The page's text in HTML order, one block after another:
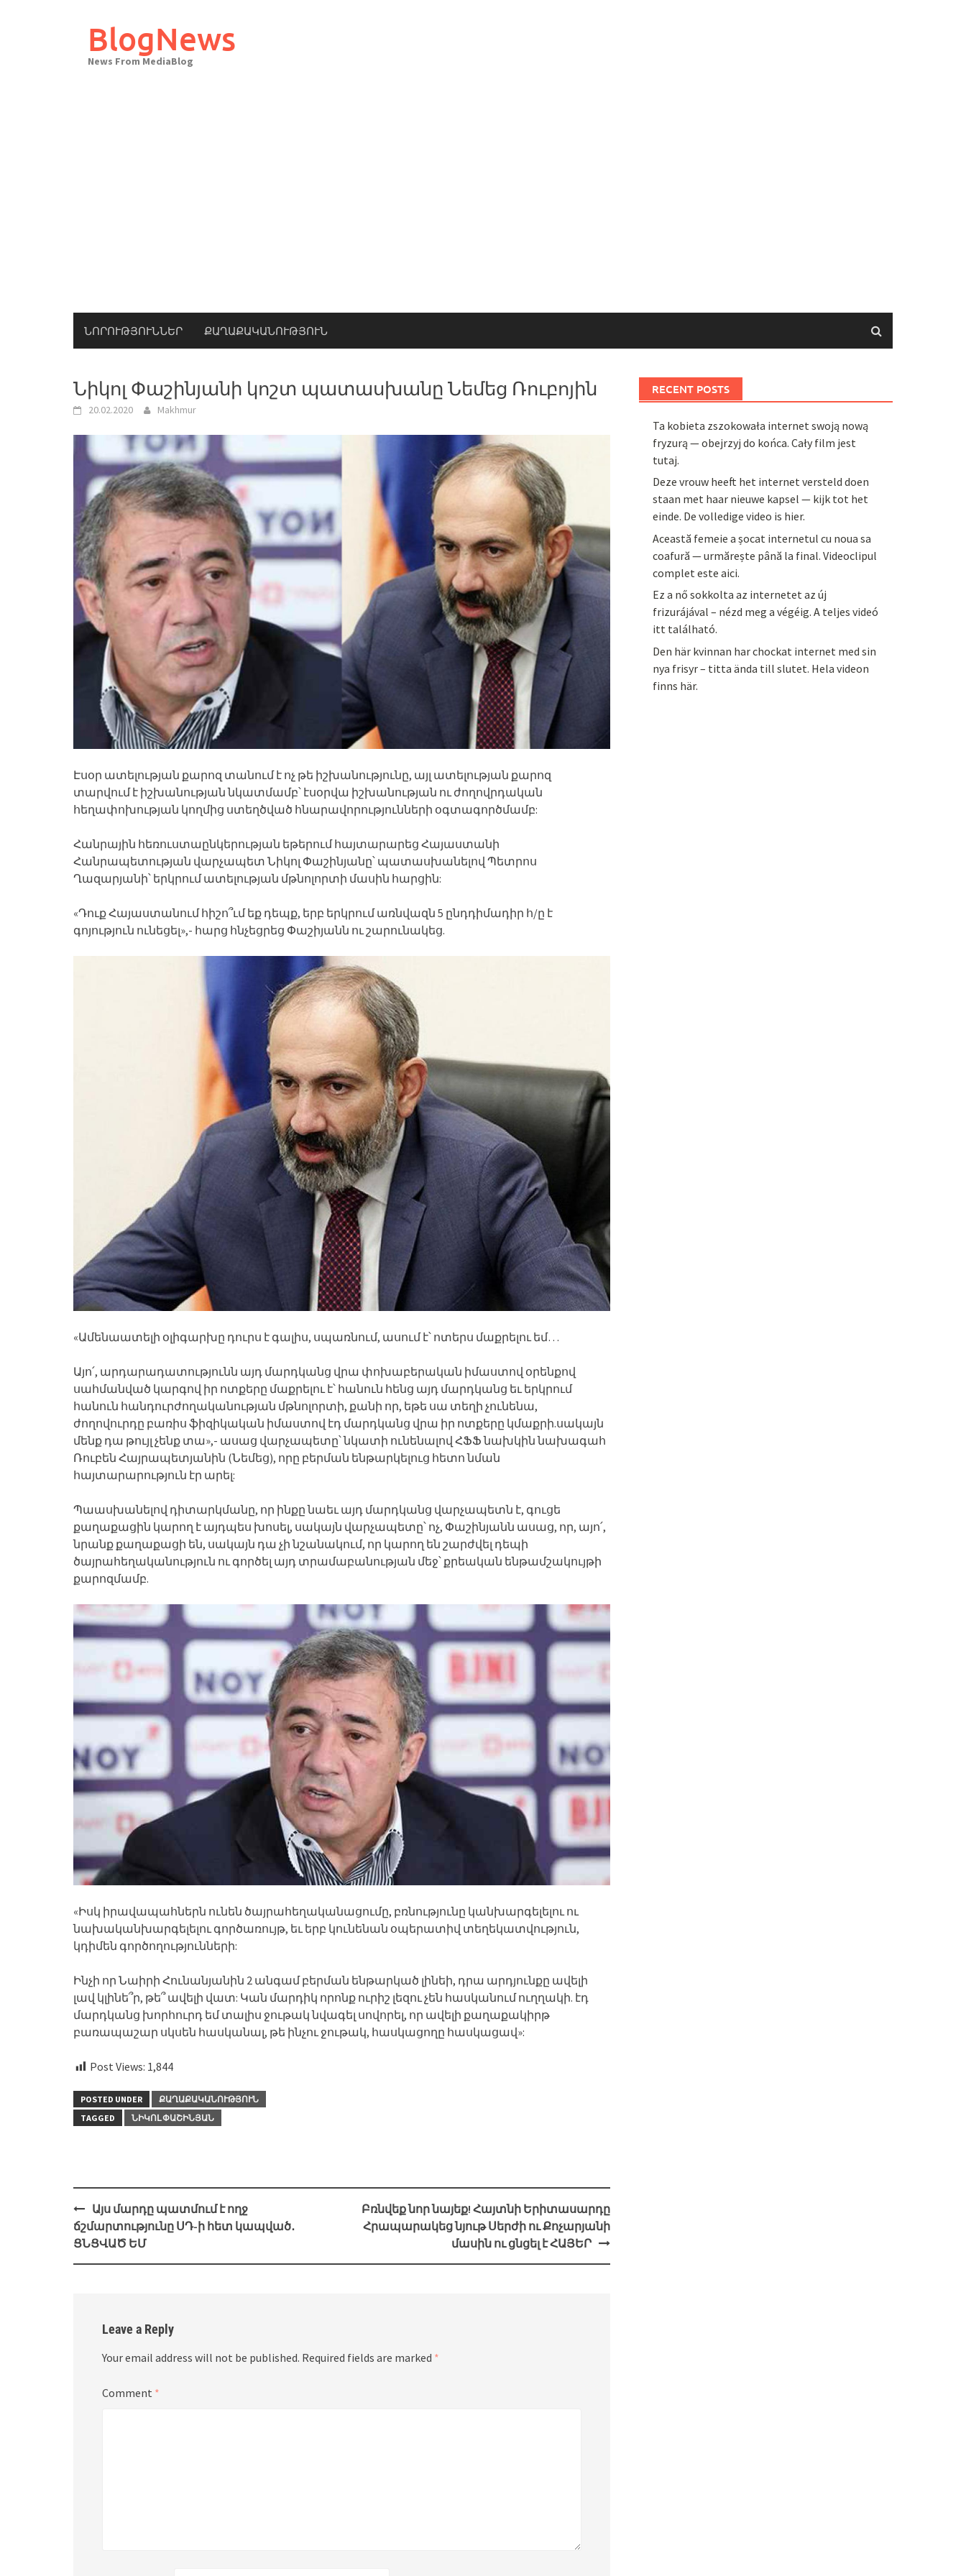
BlogNews
News From MediaBlog
ՆՈՐՈՒԹՅՈՒՆՆԵՐ ՔԱՂԱՔԱԿԱՆՈՒԹՅՈՒՆ
Նիկոլ Փաշինյանի կոշտ պատասխանը Նեմեց Ռուբոյին
20.02.2020 Makhmur
Էսօր ատելության քարոզ տանում է ոչ թե իշխանությունը, այլ ատելության քարոզ
տարվում է իշխանության նկատմամբ՝ էսօրվա իշխանության ու ժողովրդական
հեղափոխության կողմից ստեղծված հնարավորությունների օգտագործմամբ:
Հանրային հեռուստաընկերության եթերում հայտարարեց Հայաստանի
Հանրապետության վարչապետ Նիկոլ Փաշինյանը՝ պատասխանելով Պետրոս
Ղազարյանի՝ երկրում ատելության մթնոլորտի մասին հարցին:
«Դուք Հայաստանում հիշո՞ւմ եք դեպք, երբ երկրում առնվազն 5 ընդդիմադիր հ/ը է
գոյություն ունեցել»,- հարց հնչեցրեց Փաշիյանն ու շարունակեց.
«Ամենաատելի օլիգարխը դուրս է գալիս, սպառնում, ասում է՝ ոտերս մաքրելու եմ…
Այո՛, արդարադատությունն այդ մարդկանց վրա փոխաբերական իմաստով օրենքով
սահմանված կարգով իր ոտքերը մաքրելու է՝ հանուն հենց այդ մարդկանց եւ երկրում
հանուն հանդուրժողականության մթնոլորտի, քանի որ, եթե սա տեղի չունենա,
ժողովուրդը բառիս ֆիզիկական իմաստով էդ մարդկանց վրա իր ոտքերը կմաքրի.սակայն
մենք դա թույլ չենք տա»,- ասաց վարչապետը՝ նկատի ունենալով ՀՖՖ նախկին նախագահ
Ռուբեն Հայրապետյանին (Նեմեց), որը բերման ենթարկելուց հետո նման
հայտարարություն էր արել:
Պաասխանելով դիտարկմանը, որ ինքը նաեւ այդ մարդկանց վարչապետն է, գուցե
քաղաքացին կարող է այդպես խոսել, սակայն վարչապետը՝ ոչ, Փաշինյանն ասաց, որ, այո՛,
նրանք քաղաքացի են, սակայն դա չի նշանակում, որ կարող են շարժվել դեպի
ծայրահեղականություն ու գործել այդ տրամաբանության մեջ՝ քրեական ենթամշակույթի
քարոզմամբ.
«Իսկ իրավապահներն ունեն ծայրահեղականացումը, բռնությունը կանխարգելելու ու
նախականխարգելելու գործառույթ, եւ երբ կունենան օպերատիվ տեղեկատվություն,
կդիմեն գործողությունների:
Ինչի որ Նաիրի Հունանյանին 2 անգամ բերման ենթարկած լինեի, դրա արդյունքը ավելի
լավ կլինե՞ր, թե՞ ավելի վատ: Կան մարդիկ որոնք ուրիշ լեզու չեն հասկանում ուղղակի. էդ
մարդկանց խորհուրդ եմ տալիս ջութակ նվագել սովորել, որ ավելի քաղաքակիրթ
բառապաշար սկսեն հասկանալ, թե ինչու ջութակ, հասկացողը հասկացավ»:
Post Views: 1,844
POSTED UNDER
ՔԱՂԱՔԱԿԱՆՈՒԹՅՈՒՆ
TAGGED
ՆԻԿՈԼ ՓԱՇԻՆՅԱՆ
Post
navigation
Այս մարդը պատմում է ողջ
ճշմարտությունը ՍԴ-ի հետ կապված․
ՑՆՑՎԱԾ ԵՄ
Բռնվեք նոր նայեք! Հայտնի Երիտասարդը
Հրապարակեց նյութ Սերժի ու Քոչարյանի
մասին ու ցնցել է ՀԱՅԵՐ
Leave a Reply
Your email address will not be published. Required fields are marked *
Comment *
RECENT POSTS
Ta kobieta zszokowała internet swoją nową
fryzurą — obejrzyj do końca. Cały film jest
tutaj.
Deze vrouw heeft het internet versteld doen
staan met haar nieuwe kapsel — kijk tot het
einde. De volledige video is hier.
Această femeie a șocat internetul cu noua sa
coafură — urmărește până la final. Videoclipul
complet este aici.
Ez a nő sokkolta az internetet az új
frizurájával – nézd meg a végéig. A teljes videó
itt található.
Den här kvinnan har chockat internet med sin
nya frisyr – titta ända till slutet. Hela videon
finns här.